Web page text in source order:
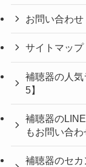
お問い合わせ
サイトマップ
補聴器の人
5】
補聴器の
もお問い合わ
補聴器のセ